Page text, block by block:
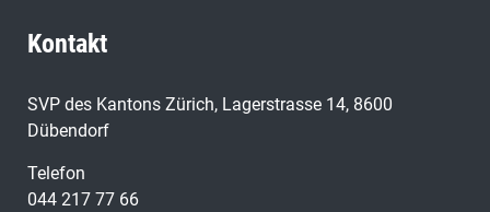
Kontakt
SVP des Kantons Zürich, Lagerstrasse 14, 8600
Dübendorf
Telefon
044 217 77 66